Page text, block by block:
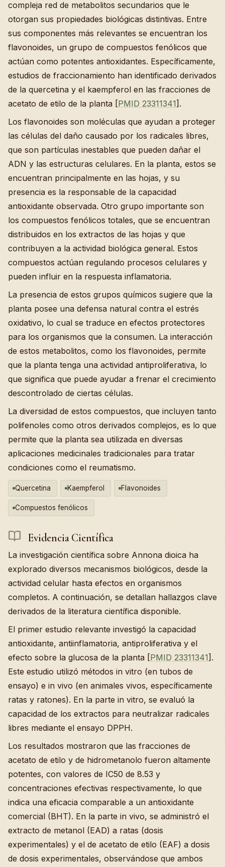
compleja red de metabolitos secundarios que le
otorgan sus propiedades biológicas distintivas. Entre
sus componentes más relevantes se encuentran los
flavonoides, un grupo de compuestos fenólicos que
actúan como potentes antioxidantes. Específicamente,
estudios de fraccionamiento han identificado derivados
de la quercetina y el kaempferol en las fracciones de
acetato de etilo de la planta [PMID 23311341].
Los flavonoides son moléculas que ayudan a proteger
las células del daño causado por los radicales libres,
que son partículas inestables que pueden dañar el
ADN y las estructuras celulares. En la planta, estos se
encuentran principalmente en las hojas, y su
presencia es la responsable de la capacidad
antioxidante observada. Otro grupo importante son
los compuestos fenólicos totales, que se encuentran
distribuidos en los extractos de las hojas y que
contribuyen a la actividad biológica general. Estos
compuestos actúan regulando procesos celulares y
pueden influir en la respuesta inflamatoria.
La presencia de estos grupos químicos sugiere que la
planta posee una defensa natural contra el estrés
oxidativo, lo cual se traduce en efectos protectores
para los organismos que la consumen. La interacción
de estos metabolitos, como los flavonoides, permite
que la planta tenga una actividad antiproliferativa, lo
que significa que puede ayudar a frenar el crecimiento
descontrolado de ciertas células.
La diversidad de estos compuestos, que incluyen tanto
polifenoles como otros derivados complejos, es lo que
permite que la planta sea utilizada en diversas
aplicaciones medicinales tradicionales para tratar
condiciones como el reumatismo.
Quercetina Kaempferol Flavonoides
Compuestos fenólicos
Evidencia Científica
La investigación científica sobre Annona dioica ha
explorado diversos mecanismos biológicos, desde la
actividad celular hasta efectos en organismos
completos. A continuación, se detallan hallazgos clave
derivados de la literatura científica disponible.
El primer estudio relevante investigó la capacidad
antioxidante, antiinflamatoria, antiproliferativa y el
efecto sobre la glucosa de la planta [PMID 23311341].
Este estudio utilizó métodos in vitro (en tubos de
ensayo) e in vivo (en animales vivos, específicamente
ratas y ratones). En la parte in vitro, se evaluó la
capacidad de los extractos para neutralizar radicales
libres mediante el ensayo DPPH.
Los resultados mostraron que las fracciones de
acetato de etilo y de hidrometanolo fueron altamente
potentes, con valores de IC50 de 8.53 y
concentraciones efectivas respectivamente, lo que
indica una eficacia comparable a un antioxidante
comercial (BHT). En la parte in vivo, se administró el
extracto de metanol (EAD) a ratas (dosis
experimentales) y el de acetato de etilo (EAF) a dosis
de dosis experimentales, observándose que ambos